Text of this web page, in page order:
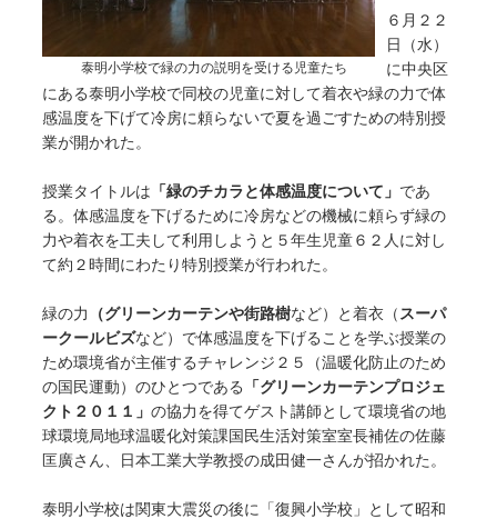
泰明小学校で緑の力の説明を受ける児童たち
６月２２
日（水）
に中央区
にある泰明小学校で同校の児童に対して着衣や緑の力で体
感温度を下げて冷房に頼らないで夏を過ごすための特別授
業が開かれた。
授業タイトルは 「緑のチカラと体感温度について」 であ
る。体感温度を下げるために冷房などの機械に頼らず緑の
力や着衣を工夫して利用しようと５年生児童６２人に対し
て約２時間にわたり特別授業が行われた。
緑の力 （グリーンカーテンや街路樹など）と着衣（ スーパ
ークールビズなど）で体感温度を下げることを学ぶ授業の
ため環境省が主催するチャレンジ２５（温暖化防止のため
の国民運動）のひとつである 「グリーンカーテンプロジェ
クト２０１１」の協力を得てゲスト講師として環境省の地
球環境局地球温暖化対策課国民生活対策室室長補佐の佐藤
匡廣さん、日本工業大学教授の成田健一さんが招かれた。
泰明小学校は関東大震災の後に「復興小学校」として昭和